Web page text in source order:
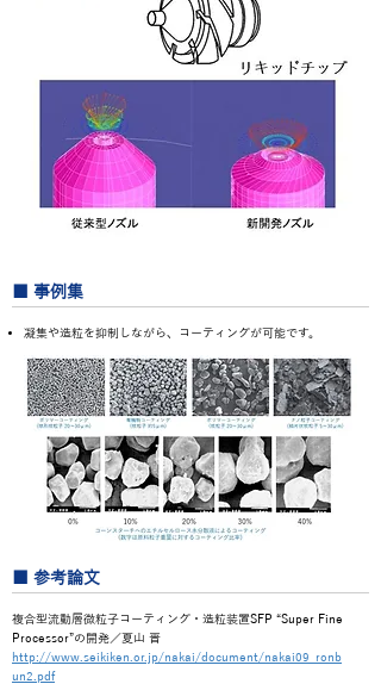
■ 事例集
凝集や造粒を抑制しながら、コーティングが可能です。
■ 参考論文
複合型流動層微粒子コーティング・造粒装置SFP “Super Fine
Processor”の開発／夏山 晋
http://www.seikiken.or.jp/nakai/document/nakai09_ronb
un2.pdf